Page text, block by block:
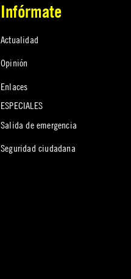
Infórmate
Actualidad
Opinión
Enlaces
ESPECIALES
Salida de emergencia
Seguridad ciudadana